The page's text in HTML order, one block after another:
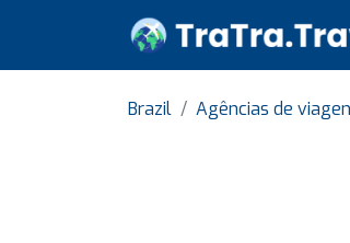
Brazil Agências de